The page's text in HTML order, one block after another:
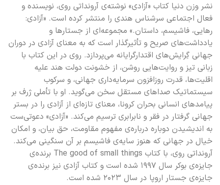
نشر وزن دنیا کتاب «آزادی» نوشته‌ی آرونداتی روی، نویسنده و
فعال اجتماعی سرشناس هندی را منتشر کرده است. «آزادی:
رهایی، فاشیسم، داستان.» مجموعه‌ای از جستارها و
یادداشت‌های صریح و تأثیرگذار است که به معنای آزادی در دوران
جهانی‌ گِرایش‌های اقتدارگرایانه می‌پردازد. روی در این کتاب با
زبانی تیز و روایت‌هایی روشن، از خشونت دولت هند علیه
اقلیت‌ها، قدرت روزافزون سرمایه‌داری جهانی، و سرکوب
سیستماتیک صداهای مستقل سخن می‌گوید. او با تأملی ژرف بر
پیامدهای انسانی بحران کرونا، معنای تازه‌ای از آزادی را در بستر
جهانی گرفتار در فقر و نابرابری ترسیم می‌کند. «آزادی» دعوتی‌ست
به اندیشیدن دوباره درباره‌ی مفهوم مقاومت، حق بیان، و امکان
خیال در جهانی که هنوز سایه‌ی فاشیسم بر آن سنگینی می‌کند.
آرونداتی روی، با کتاب The good of small things برنده‌ی
جایزه‌ی بوکر سال ۱۹۹۷ شده است و کتاب آزادی نیز برنده‌ی
جایزه‌ی جستار اروپا در سال ۲۰۲۳ شده است.